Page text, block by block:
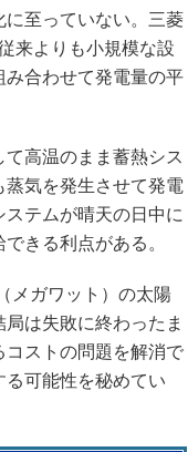
至っていない。三菱
来よりも小規模な設
合わせて発電量の平
高温のまま蓄熱シス
気を発生させて発電
テムが晴天の日中に
きる利点がある。
メガワット）の太陽
は失敗に終わったま
コストの問題を解消で
可能性を秘めてい